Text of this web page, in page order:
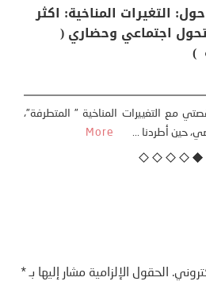
التغيرات المناخية: اكثر
اجتماعي وحضاري (
)
مع التغييرات المناخية ” المتطرفة”،
حين أطردنا ...
More
الحقول الإلزامية مشار إليها بـ*